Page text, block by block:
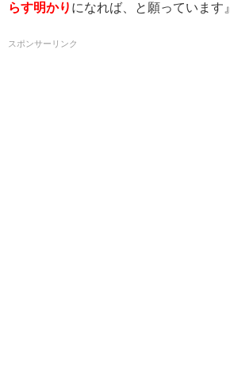
らす明かり になれば、と願っています』
スポンサーリンク